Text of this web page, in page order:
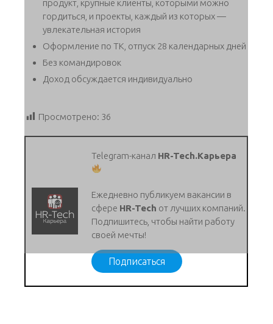
продукт, крупные клиенты, которыми можно
гордиться, и проекты, каждый из которых —
увлекательная история
Оформление по ТК, отпуск 28 календарных дней
Без командировок
Доход обсуждается индивидуально
Просмотрено: 36
Telegram-канал HR-Tech.Карьера
Ежедневно публикуем вакансии в
сфере HR-Tech от лучших компаний.
Подпишитесь, чтобы найти работу
своей мечты!
Подписаться